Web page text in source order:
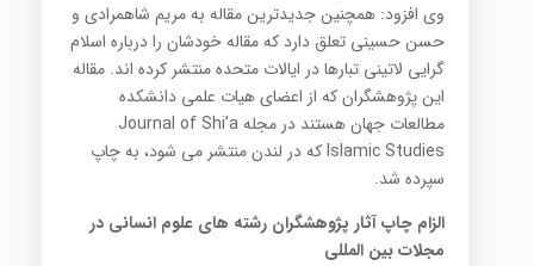
وی افزود: همچنین جدیدترین مقاله به مریم شاهمرادی و
حسن حسینی تعلق دارد که مقاله خودشان را درباره اسلام
گرایی لاتینی تبارها در ایالات متحده منتشر کرده اند. مقاله
این پژوهشگران که از اعضای هیات علمی دانشکده
مطالعات جهان هستند در مجله Journal of Shi’a
Islamic Studies که در لندن منتشر می شود، به چاپ
سپرده شد.
الزام چاپ آثار پژوهشگران رشته های علوم انسانی در
مجلات بین المللی